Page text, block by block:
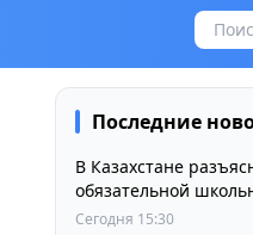
Последние
В Казахстане
обязательной
Сегодня 15:30